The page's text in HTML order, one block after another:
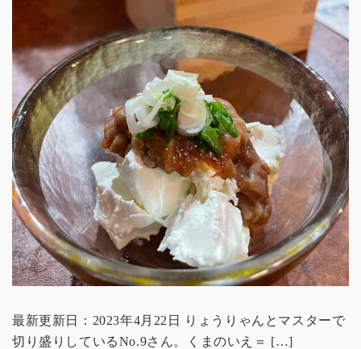
最新更新日：2023年4月22日 りょうりゃんとマスターで
切り盛りしているNo.9さん。くまのいえ＝ […]